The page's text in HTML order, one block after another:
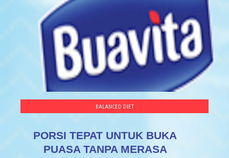
BALANCED DIET
PORSI TEPAT UNTUK BUKA
PUASA TANPA MERASA